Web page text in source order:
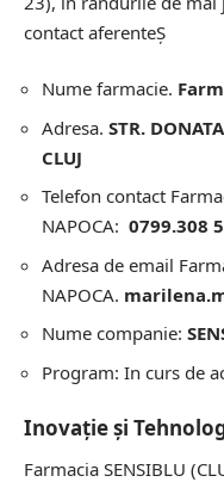
contact aferenteȘ
Nume farmacie.
Adresa. STR.
CLUJ
Telefon contact
NAPOCA: 0799.308
Adresa de email
NAPOCA.
Nume companie:
Program: In curs de
Inovație și
Farmacia SENSIBLU